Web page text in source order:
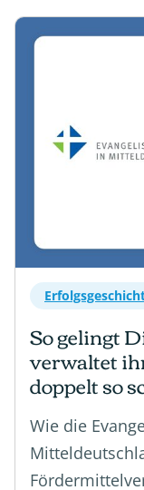
So gelingt
verwaltet
doppelt so
Wie die